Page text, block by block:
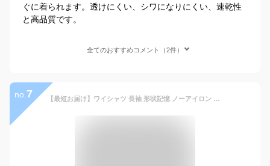
ぐに着られます。透けにくい、シワになりにくい、速乾性
と高品質です。
全てのおすすめコメント（2件）
no. 7 【最短お届け】ワイシャツ 長袖 形状記憶 ノーアイロン 綿100％ メンズ Yシャツ 形態安定 ノンアイロン カッターシャツ ビジネス ボタンダウン ワイド ホワイト 白 ブルー ストライプ 無地 就活 おしゃれ 仕事 春 夏 秋 冬 肌に優しい 通気性 [洗濯後返品OK]